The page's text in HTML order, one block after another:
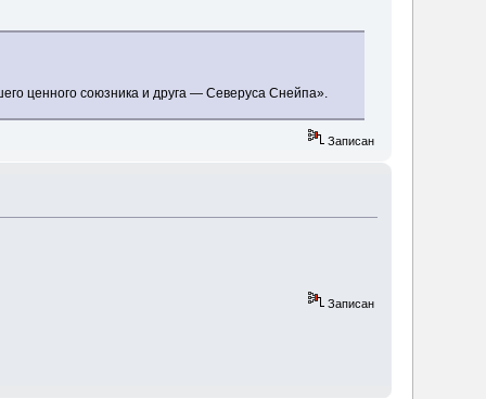
ценного союзника и друга — Северуса Снейпа».
Записан
Записан